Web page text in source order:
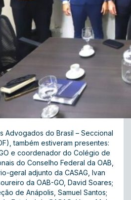
Advogados do Brasil – Seccional
também estiveram presentes:
e coordenador do Colégio de
do Conselho Federal da OAB,
geral adjunto da CASAG, Ivan
da OAB-GO, David Soares;
de Anápolis, Samuel Santos;